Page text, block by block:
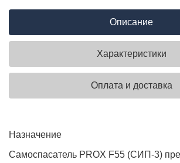
Описание
Характеристики
Оплата и доставка
Назначение
Самоспасатель PROX F55 (СИП-3)